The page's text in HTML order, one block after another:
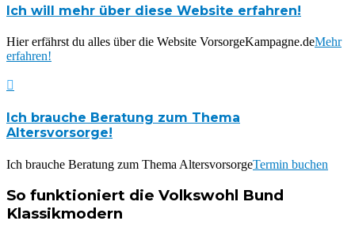
Ich will mehr über diese Website erfahren!
Hier erfährst du alles über die Website VorsorgeKampagne.deMehr
erfahren!

Ich brauche Beratung zum Thema
Altersvorsorge!
Ich brauche Beratung zum Thema AltersvorsorgeTermin buchen
So funktioniert die Volkswohl Bund
Klassikmodern